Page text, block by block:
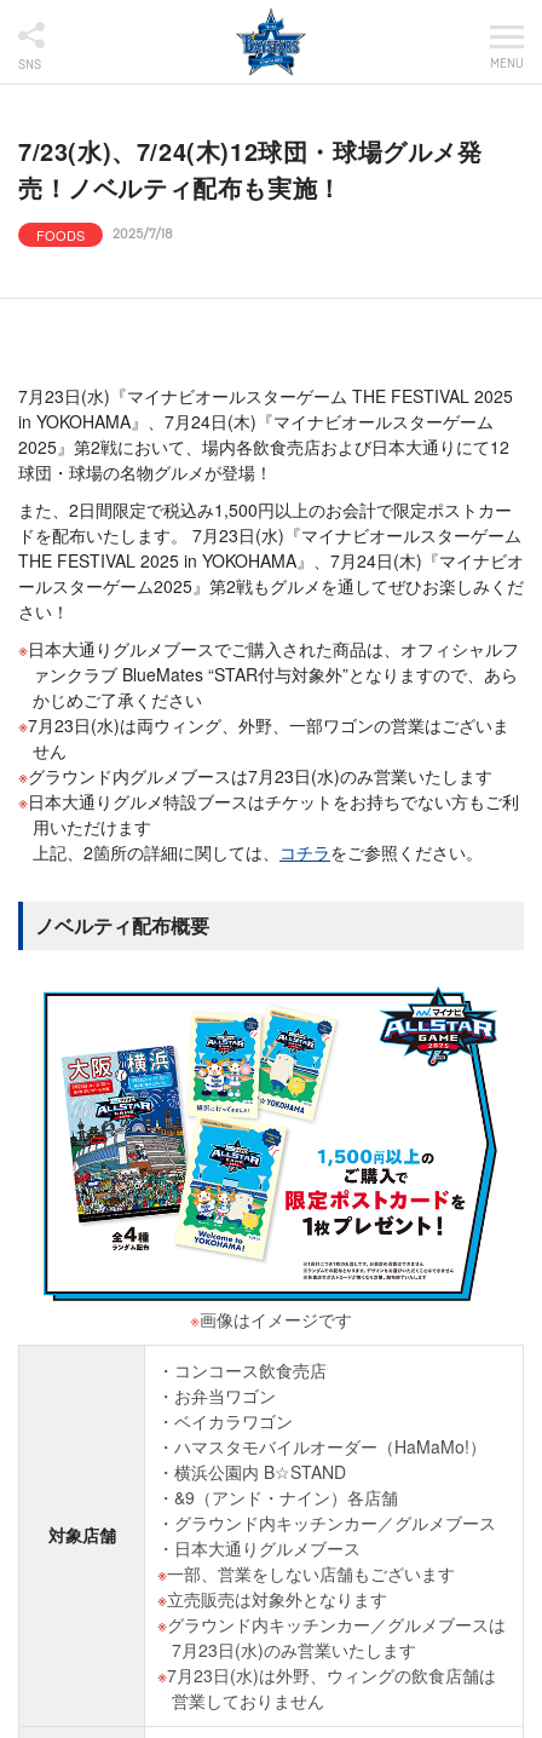
SNS MENU
7/23(水)、7/24(木)12球団・球場グルメ発
売！ノベルティ配布も実施！
FOODS 2025/7/18
7月23日(水)『マイナビオールスターゲーム THE FESTIVAL 2025
in YOKOHAMA』、7月24日(木)『マイナビオールスターゲーム
2025』第2戦において、場内各飲食売店および日本大通りにて12
球団・球場の名物グルメが登場！
また、2日間限定で税込み1,500円以上のお会計で限定ポストカー
ドを配布いたします。 7月23日(水)『マイナビオールスターゲーム
THE FESTIVAL 2025 in YOKOHAMA』、7月24日(木)『マイナビオ
ールスターゲーム2025』第2戦もグルメを通してぜひお楽しみくだ
さい！
日本大通りグルメブースでご購入された商品は、オフィシャルフ
ァンクラブ BlueMates “STAR付与対象外”となりますので、あら
かじめご了承ください
7月23日(水)は両ウィング、外野、一部ワゴンの営業はございま
せん
グラウンド内グルメブースは7月23日(水)のみ営業いたします
日本大通りグルメ特設ブースはチケットをお持ちでない方もご利
用いただけます
上記、2箇所の詳細に関しては、 コチラをご参照ください。
ノベルティ配布概要
※画像はイメージです
対象店舗
コンコース飲食売店
お弁当ワゴン
ベイカラワゴン
ハマスタモバイルオーダー（HaMaMo!）
横浜公園内 B☆STAND
&9（アンド・ナイン）各店舗
グラウンド内キッチンカー／グルメブース
日本大通りグルメブース
一部、営業をしない店舗もございます
立売販売は対象外となります
グラウンド内キッチンカー／グルメブースは
7月23日(水)のみ営業いたします
7月23日(水)は外野、ウィングの飲食店舗は
営業しておりません